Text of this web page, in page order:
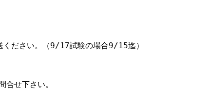
ください。（9/17試験の場合9/15迄）
せ下さい。